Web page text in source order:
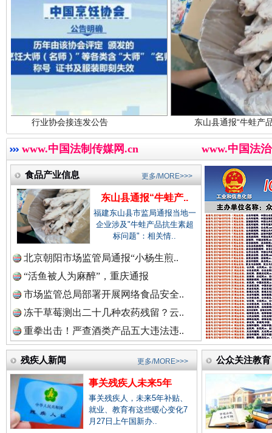
中国视频新闻网.
中国廉政法纪网.
中国律师在线.
中国参政网.中
红船起航处 潮起向未来 广州首
三年瞒报超千万 隐匿收入偷税被查处..
接连发公告 东山县通报“牛蛙产品抗生素超标问
www.中国法制传媒网.cn www.中国法
食品产业信息
东山县通报“牛蛙产..
福建东山县市监局通报当地一
企业涉及"牛蛙产品抗生素超
标问题"：相关情..
北京朝阳市场监管局通报“小杨生煎..
“活鱼被人为麻醉”，重庆通报
市场监管总局部署开展网络食品安全..
冻干草莓测出二十几种农药残留？云..
重拳出击！严查酒类产品五大违法违..
更多/MORE>>>
残疾人新闻
事关残疾人未来5年
事关残疾人，未来5年补贴、
就业、教育有这些暖心变化7
月27日上午国新办..
更多/MORE>>> 公众关注教育